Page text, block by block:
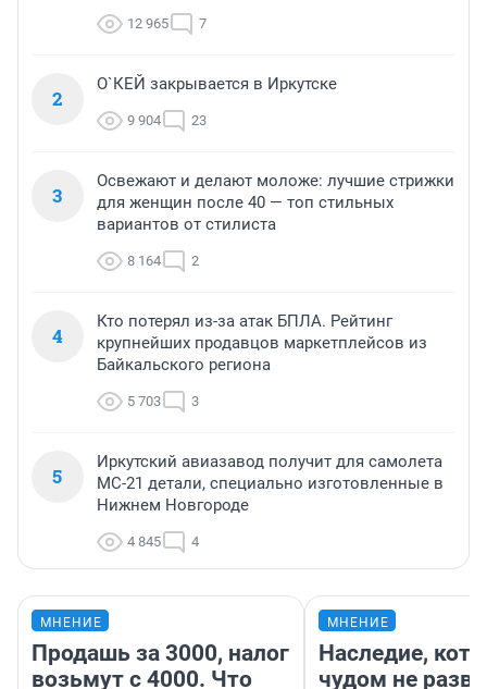
12 965 7
2
О`КЕЙ закрывается в Иркутске
9 904 23
3
Освежают и делают моложе: лучшие стрижки
для женщин после 40 — топ стильных
вариантов от стилиста
8 164 2
4
Кто потерял из-за атак БПЛА. Рейтинг
крупнейших продавцов маркетплейсов из
Байкальского региона
5 703 3
5
Иркутский авиазавод получит для самолета
МС-21 детали, специально изготовленные в
Нижнем Новгороде
4 845 4
МНЕНИЕ
Продашь за 3000, налог
возьмут с 4000. Что
МНЕНИЕ
Наследие,
чудом не